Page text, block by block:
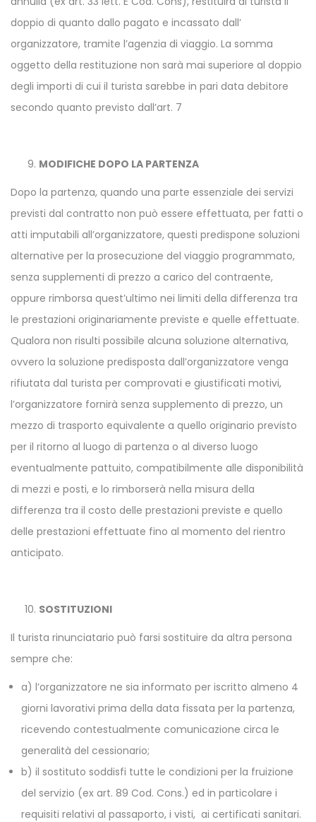
doppio di quanto dallo pagato e incassato dall’
organizzatore, tramite l’agenzia di viaggio. La somma
oggetto della restituzione non sarà mai superiore al doppio
degli importi di cui il turista sarebbe in pari data debitore
secondo quanto previsto dall’art. 7
MODIFICHE DOPO LA PARTENZA
Dopo la partenza, quando una parte essenziale dei servizi
previsti dal contratto non può essere effettuata, per fatti o
atti imputabili all’organizzatore, questi predispone soluzioni
alternative per la prosecuzione del viaggio programmato,
senza supplementi di prezzo a carico del contraente,
oppure rimborsa quest’ultimo nei limiti della differenza tra
le prestazioni originariamente previste e quelle effettuate.
Qualora non risulti possibile alcuna soluzione alternativa,
ovvero la soluzione predisposta dall’organizzatore venga
rifiutata dal turista per comprovati e giustificati motivi,
l’organizzatore fornirà senza supplemento di prezzo, un
mezzo di trasporto equivalente a quello originario previsto
per il ritorno al luogo di partenza o al diverso luogo
eventualmente pattuito, compatibilmente alle disponibilità
di mezzi e posti, e lo rimborserà nella misura della
differenza tra il costo delle prestazioni previste e quello
delle prestazioni effettuate fino al momento del rientro
anticipato.
SOSTITUZIONI
Il turista rinunciatario può farsi sostituire da altra persona
sempre che:
a) l’organizzatore ne sia informato per iscritto almeno 4
giorni lavorativi prima della data fissata per la partenza,
ricevendo contestualmente comunicazione circa le
generalità del cessionario;
b) il sostituto soddisfi tutte le condizioni per la fruizione
del servizio (ex art. 89 Cod. Cons.) ed in particolare i
requisiti relativi al passaporto, i visti, ai certificati sanitari.